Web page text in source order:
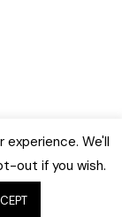
We'll
out if you wish.